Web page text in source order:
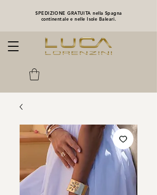
SPEDIZIONE GRATUITA nella Spagna
continentale e nelle Isole Baleari.